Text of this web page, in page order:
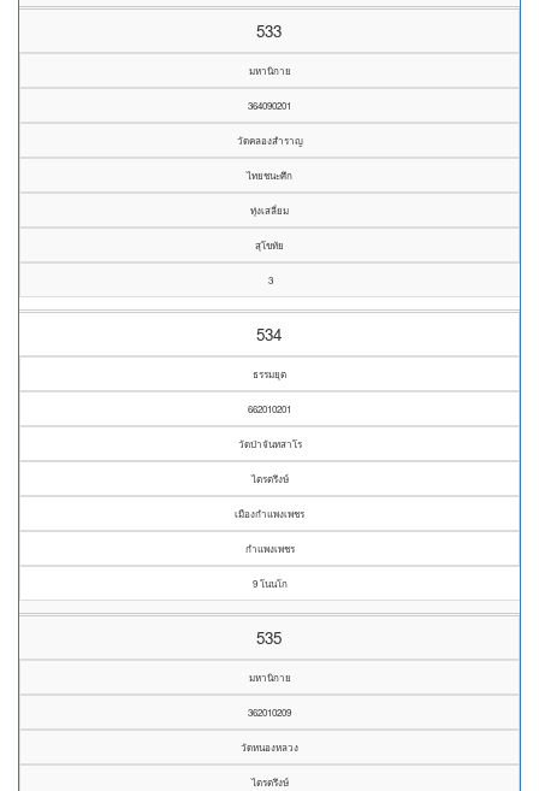
533
มหานิกาย
364090201
วัดคลองสำราญ
ไทยชนะศึก
ทุ่งเสลี่ยม
สุโขทัย
3
534
ธรรมยุต
662010201
วัดป่าจันทสาโร
ไตรตรึงษ์
เมืองกำแพงเพชร
กำแพงเพชร
9 โนนโก
535
มหานิกาย
362010209
วัดหนองหลวง
ไตรตรึงษ์